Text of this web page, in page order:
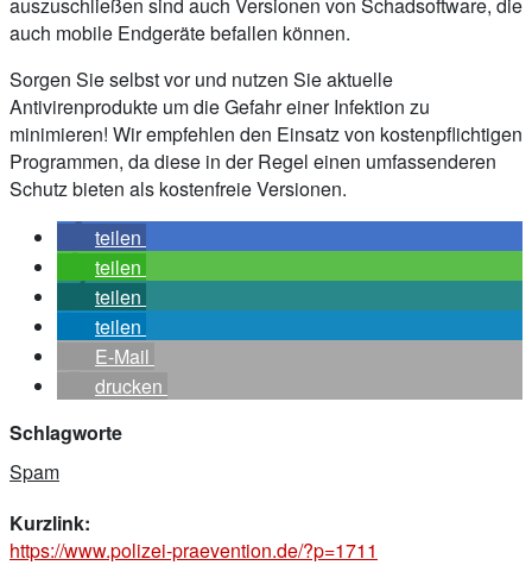
auch mobile Endgeräte befallen können.
Sorgen Sie selbst vor und nutzen Sie aktuelle
Antivirenprodukte um die Gefahr einer Infektion zu
minimieren! Wir empfehlen den Einsatz von kostenpflichtigen
Programmen, da diese in der Regel einen umfassenderen
Schutz bieten als kostenfreie Versionen.
teilen
teilen
teilen
teilen
E-Mail
drucken
Schlagworte
Spam
Kurzlink:
https://www.polizei-praevention.de/?p=1711